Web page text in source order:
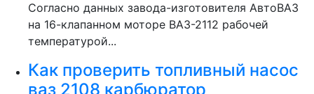
Согласно данных завода-изготовителя АвтоВАЗ
на 16-клапанном моторе ВАЗ-2112 рабочей
температурой...
Как проверить топливный насос
ваз 2108 карбюратор